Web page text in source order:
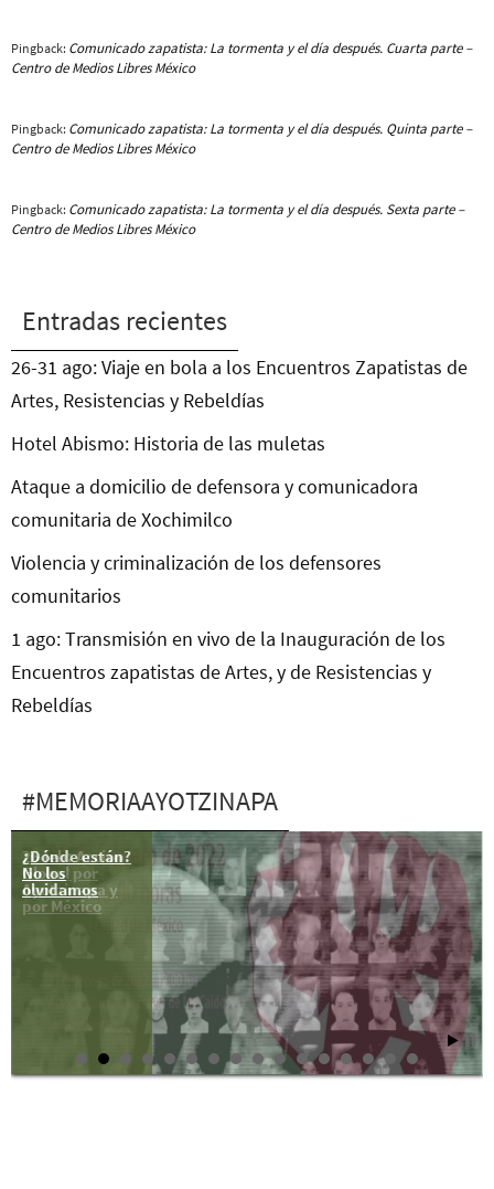
Pingback: Comunicado zapatista: La tormenta y el día después. Cuarta parte –
Centro de Medios Libres México
Pingback: Comunicado zapatista: La tormenta y el día después. Quinta parte –
Centro de Medios Libres México
Pingback: Comunicado zapatista: La tormenta y el día después. Sexta parte –
Centro de Medios Libres México
Entradas recientes
26-31 ago: Viaje en bola a los Encuentros Zapatistas de
Artes, Resistencias y Rebeldías
Hotel Abismo: Historia de las muletas
Ataque a domicilio de defensora y comunicadora
comunitaria de Xochimilco
Violencia y criminalización de los defensores
comunitarios
1 ago: Transmisión en vivo de la Inauguración de los
Encuentros zapatistas de Artes, y de Resistencias y
Rebeldías
#MEMORIAAYOTZINAPA
¿Dónde están?
No los
olvidamos
26 feb: Acción
Global por
Ayotzinapa y
por México